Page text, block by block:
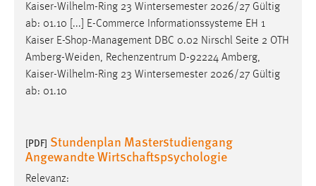
Kaiser-Wilhelm-Ring 23 Wintersemester 2026/27 Gültig
ab: 01.10 [...] E-Commerce Informationssysteme EH 1
Kaiser E-Shop-Management DBC 0.02 Nirschl Seite 2 OTH
Amberg-Weiden, Rechenzentrum D-92224 Amberg,
Kaiser-Wilhelm-Ring 23 Wintersemester 2026/27 Gültig
ab: 01.10
[PDF] Stundenplan Masterstudiengang
Angewandte Wirtschaftspsychologie
Relevanz: